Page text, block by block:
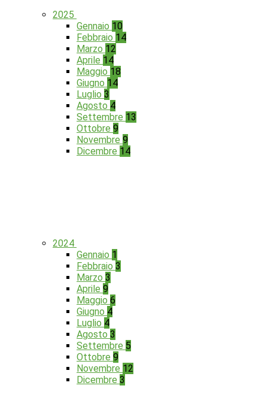
2025
Gennaio 10
Febbraio 14
Marzo 12
Aprile 14
Maggio 18
Giugno 14
Luglio 3
Agosto 4
Settembre 13
Ottobre 9
Novembre 9
Dicembre 14
2024
Gennaio 1
Febbraio 3
Marzo 3
Aprile 9
Maggio 6
Giugno 4
Luglio 4
Agosto 3
Settembre 5
Ottobre 9
Novembre 12
Dicembre 3